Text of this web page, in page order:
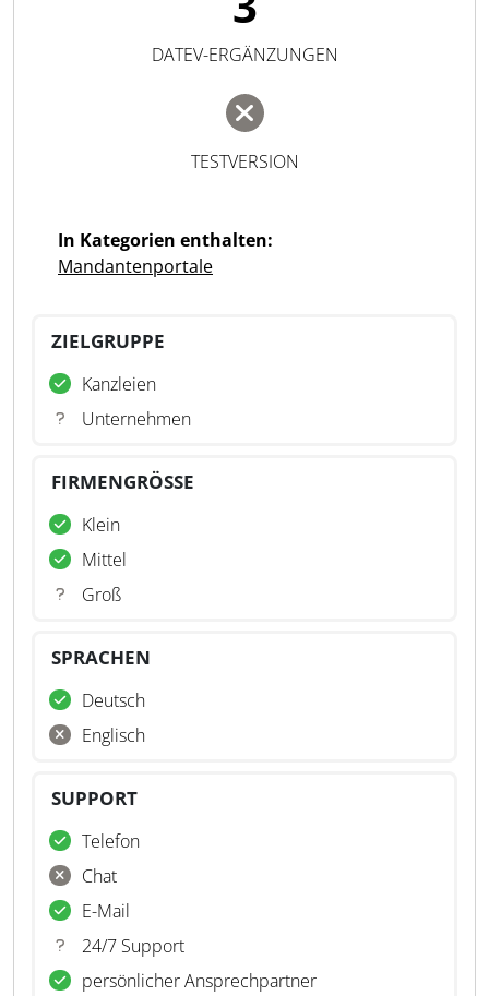
DATEV-ERGÄNZUNGEN
TESTVERSION
In Kategorien enthalten:
Mandantenportale
ZIELGRUPPE
Kanzleien
Unternehmen
FIRMENGRÖSSE
Klein
Mittel
Groß
SPRACHEN
Deutsch
Englisch
SUPPORT
Telefon
Chat
E-Mail
24/7 Support
persönlicher Ansprechpartner